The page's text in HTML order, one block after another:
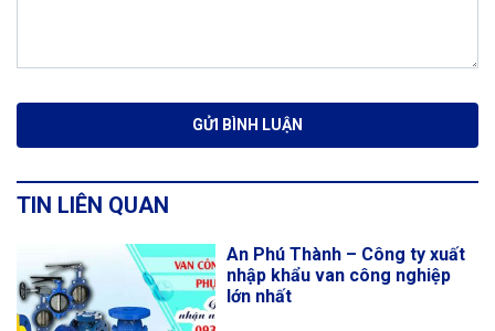
TIN LIÊN QUAN
An Phú Thành – Công ty xuất
nhập khẩu van công nghiệp
lớn nhất